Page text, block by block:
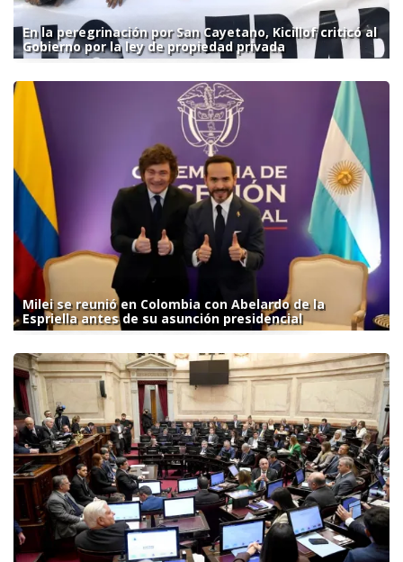
En la peregrinación por San Cayetano, Kicillof criticó al
Gobierno por la ley de propiedad privada
Milei se reunió en Colombia con Abelardo de la
Espriella antes de su asunción presidencial